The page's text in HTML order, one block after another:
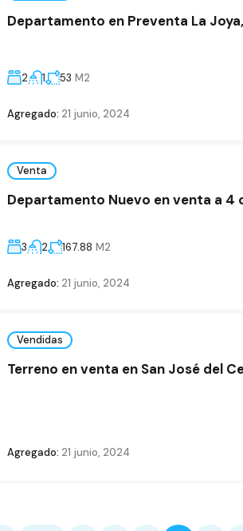
Departamento en Preventa La
2 1 53 M2
Agregado: 21 junio, 2024
Venta
Departamento Nuevo en venta a 4
3 2 167.88 M2
Agregado: 21 junio, 2024
Vendidas
Terreno en venta en San José del
Agregado: 21 junio, 2024